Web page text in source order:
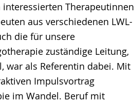
interessierten Therapeutinnen
aus verschiedenen LWL-
die für unsere
zuständige Leitung,
war als Referentin dabei. Mit
Impulsvortrag
im Wandel. Beruf mit